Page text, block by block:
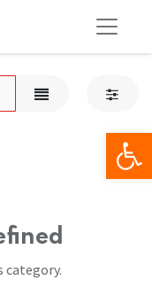
category.